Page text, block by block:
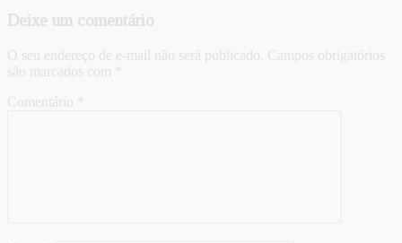
Deixe um comentário
O seu endereço de e-mail não será publicado. Campos obrigatórios
são marcados com
Comentário